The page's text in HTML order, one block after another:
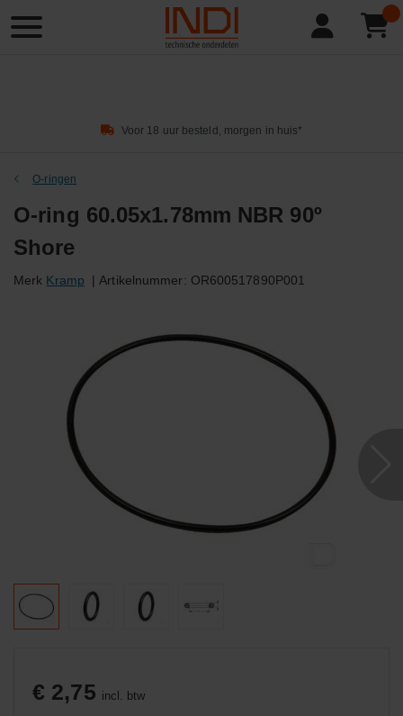
Product
zoeken
Voor 18 uur besteld, morgen in huis*
O-ringen
O-ring 60.05x1.78mm NBR 90º
Shore
Merk Kramp | Artikelnummer: OR600517890P001
€ 2,75 incl. btw